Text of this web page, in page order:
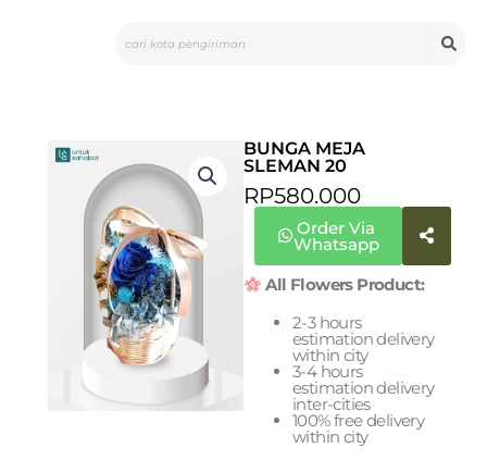
BUNGA MEJA
SLEMAN 20
RP580.000
Order Via
Whatsapp
All Flowers Product:
2-3 hours
estimation delivery
within city
3-4 hours
estimation delivery
inter-cities
100% free delivery
within city